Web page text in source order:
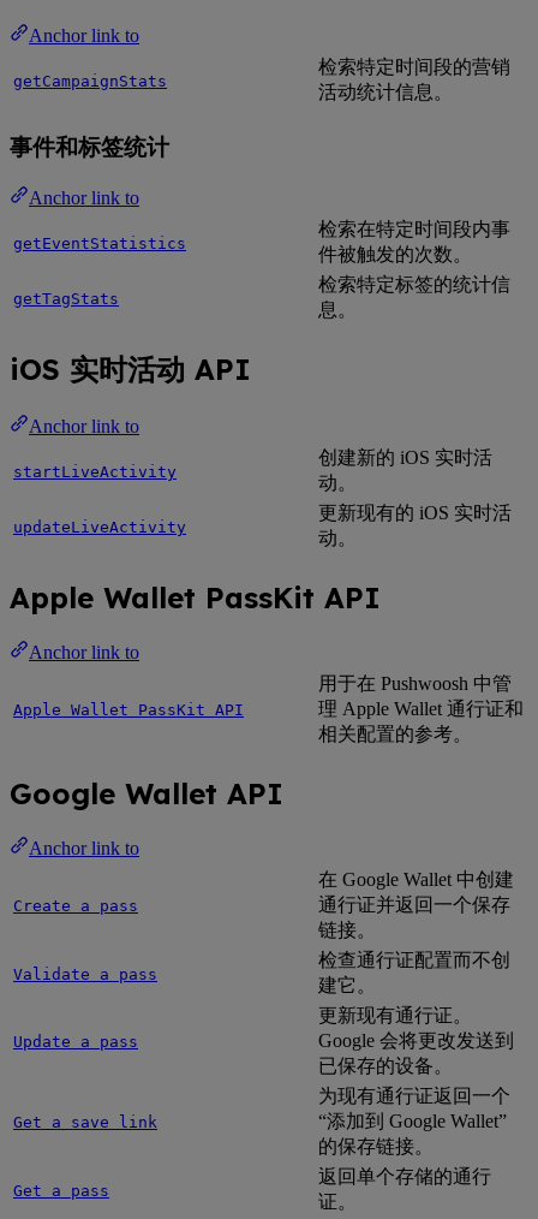
Anchor link to
getCampaignStats
检索特定时间段的营销
活动统计信息。
事件和标签统计
Anchor link to
getEventStatistics
检索在特定时间段内事
件被触发的次数。
getTagStats
检索特定标签的统计信
息。
iOS 实时活动 API
Anchor link to
startLiveActivity
创建新的 iOS 实时活
动。
updateLiveActivity
更新现有的 iOS 实时活
动。
Apple Wallet PassKit API
Anchor link to
Apple Wallet PassKit API
用于在 Pushwoosh 中管
理 Apple Wallet 通行证和
相关配置的参考。
Google Wallet API
Anchor link to
Create a pass
在 Google Wallet 中创建
通行证并返回一个保存
链接。
Validate a pass
检查通行证配置而不创
建它。
Update a pass
更新现有通行证。
Google 会将更改发送到
已保存的设备。
Get a save link
为现有通行证返回一个
“添加到 Google Wallet”
的保存链接。
Get a pass
返回单个存储的通行
证。